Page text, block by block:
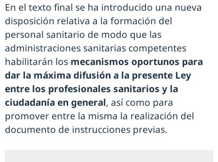
En el texto final se ha introducido una nueva
disposición relativa a la formación del
personal sanitario de modo que las
administraciones sanitarias competentes
habilitarán los mecanismos oportunos para
dar la máxima difusión a la presente Ley
entre los profesionales sanitarios y la
ciudadanía en general, así como para
promover entre la misma la realización del
documento de instrucciones previas.